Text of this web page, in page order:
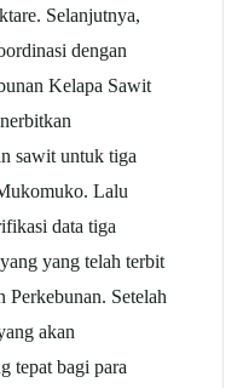
Selanjutnya,
dengan
Kelapa Sawit
sawit untuk tiga
Lalu
data tiga
yang telah terbit
Setelah
akan
tepat bagi para